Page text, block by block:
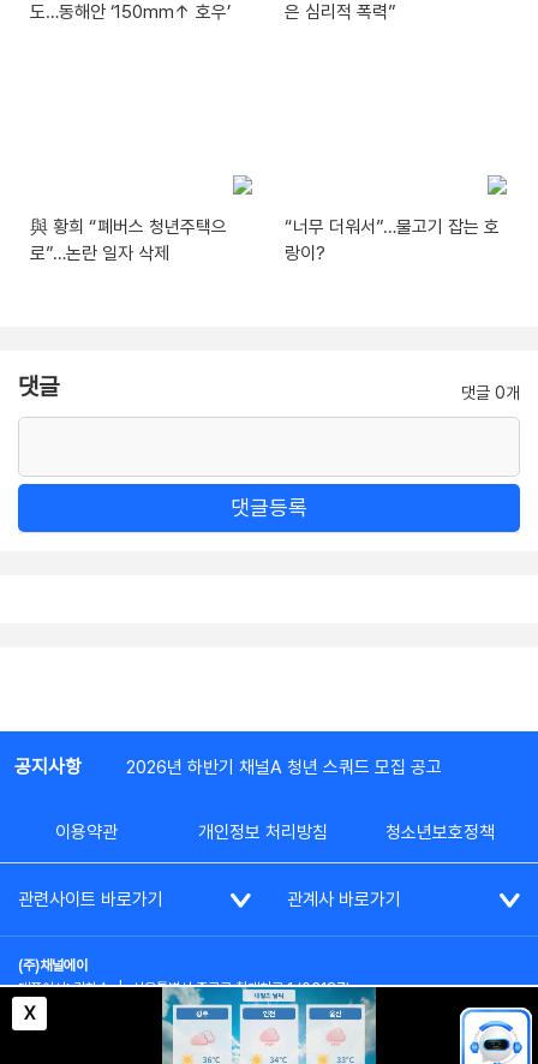
도…동해안 ‘150mm↑ 호우’
은 심리적 폭력”
與 황희 “폐버스 청년주택으
로”…논란 일자 삭제
“너무 더워서”…물고기 잡는 호
랑이?
댓글 댓글 0개
댓글등록
X
공지사항 2026년 하반기 채널A 청년 스쿼드 모집 공고
이용약관 개인정보 처리방침 청소년보호정책
관련사이트 바로가기 관계사 바로가기
(주)채널에이
대표이사: 김차수 | 서울특별시 종로구 청계천로 1 (03187)
부가통신사업신고: 022357호 | 사업자등록번호: 101-86-62787
대표전화: (02)2020-3114
시청자상담실: (02)2020-3100
통신판매업신고: 제2012-서울종로-0195호